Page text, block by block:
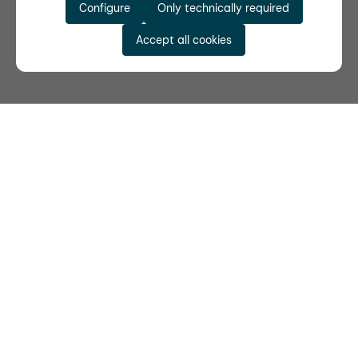
Only technically required
Configure
Accept all cookies